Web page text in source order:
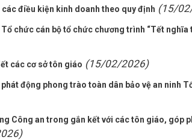
điều kiện kinh doanh theo quy định (15/
chức cán bộ tổ chức chương trình “Tết nghĩa
các cơ sở tôn giáo (15/02/2026)
động phong trào toàn dân bảo vệ an ninh
Công an trong gắn kết với các tôn giáo, góp